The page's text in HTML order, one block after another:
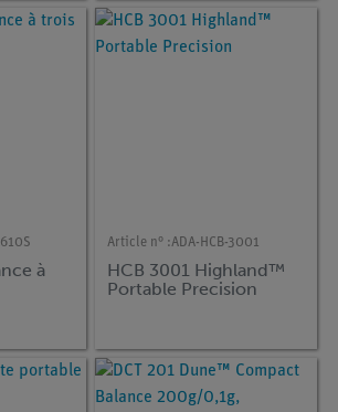
à
Article n° :ADA-HCB-3001
HCB 3001 Highland™
Portable Precision